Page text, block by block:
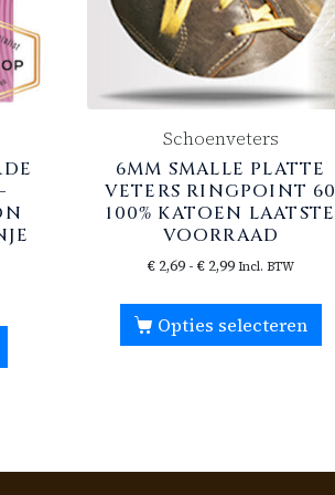
Schoenveters
6MM SMALLE PLATTE
VETERS RINGPOINT 60
100% KATOEN LAATSTE
VOORRAAD
€2,69 - €2,99 Incl. BTW
Opties selecteren